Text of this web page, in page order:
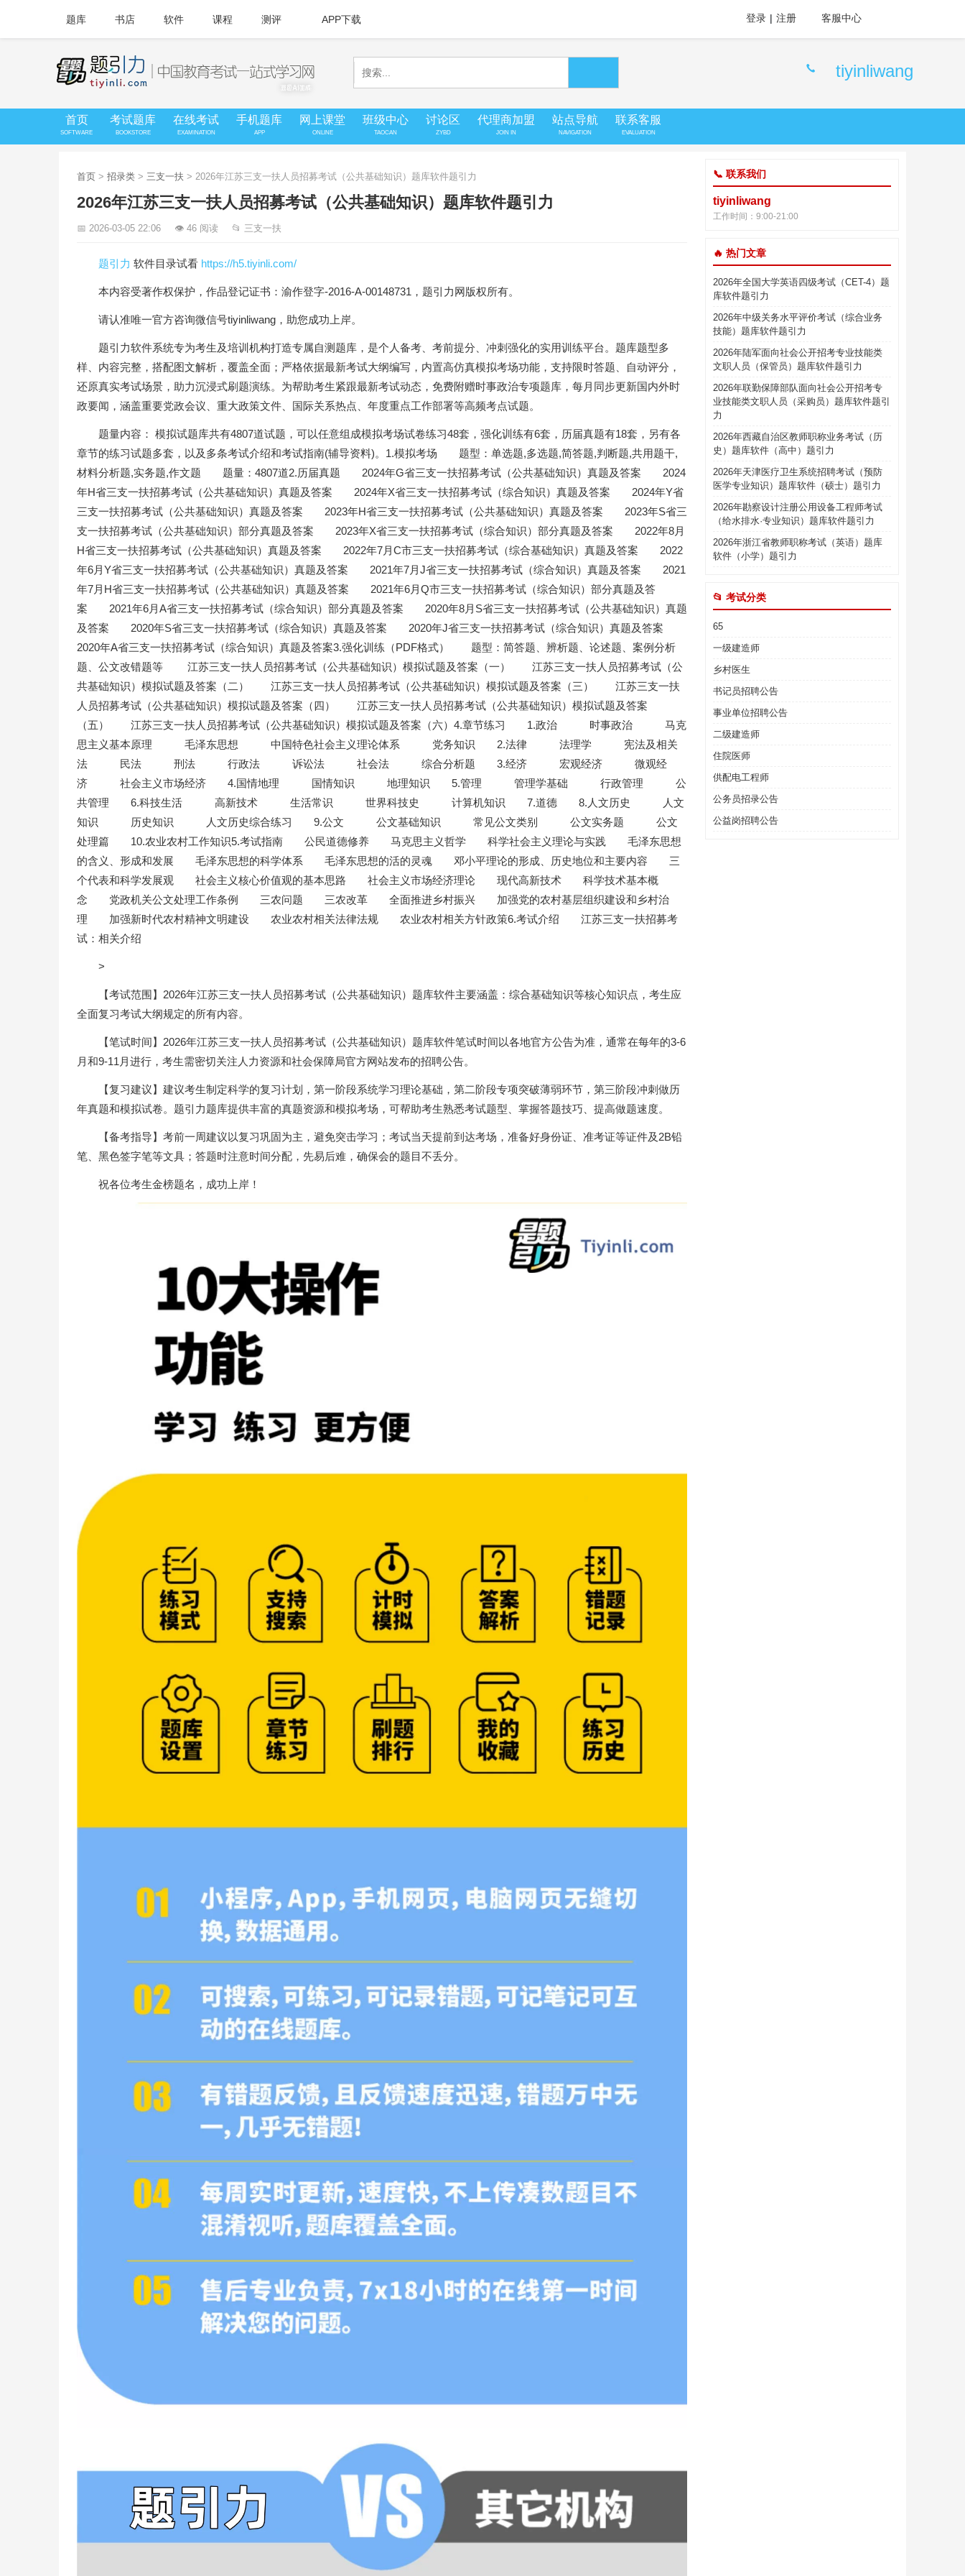
题库 书店 软件 课程 测评 APP下载 登录 | 注册 客服中心
tiyinliwang
首页
SOFTWARE
考试题库
BOOKSTORE
在线考试
EXAMINATION
手机题库
APP
网上课堂
ONLINE
班级中心
TAOCAN
讨论区
ZYBD
代理商加盟
JOIN IN
站点导航
NAVIGATION
联系客服
EVALUATION
首页 > 招录类 > 三支一扶 > 2026年江苏三支一扶人员招募考试（公共基础知识）题库软件题引力
2026年江苏三支一扶人员招募考试（公共基础知识）题库软件题引力
📅 2026-03-05 22:06 👁 46 阅读 📂 三支一扶
题引力 软件目录试看 https://h5.tiyinli.com/
本内容受著作权保护，作品登记证书：渝作登字-2016-A-00148731，题引力网版权所有。
请认准唯一官方咨询微信号tiyinliwang，助您成功上岸。
题引力软件系统专为考生及培训机构打造专属自测题库，是个人备考、考前提分、冲刺强化的实用训练平台。题库题型多
样、内容完整，搭配图文解析，覆盖全面；严格依据最新考试大纲编写，内置高仿真模拟考场功能，支持限时答题、自动评分，
还原真实考试场景，助力沉浸式刷题演练。为帮助考生紧跟最新考试动态，免费附赠时事政治专项题库，每月同步更新国内外时
政要闻，涵盖重要党政会议、重大政策文件、国际关系热点、年度重点工作部署等高频考点试题。
题量内容： 模拟试题库共有4807道试题，可以任意组成模拟考场试卷练习48套，强化训练有6套，历届真题有18套，另有各
章节的练习试题多套，以及多条考试介绍和考试指南(辅导资料)。1.模拟考场 题型：单选题,多选题,简答题,判断题,共用题干,
材料分析题,实务题,作文题 题量：4807道2.历届真题 2024年G省三支一扶招募考试（公共基础知识）真题及答案 2024
年H省三支一扶招募考试（公共基础知识）真题及答案 2024年X省三支一扶招募考试（综合知识）真题及答案 2024年Y省
三支一扶招募考试（公共基础知识）真题及答案 2023年H省三支一扶招募考试（公共基础知识）真题及答案 2023年S省三
支一扶招募考试（公共基础知识）部分真题及答案 2023年X省三支一扶招募考试（综合知识）部分真题及答案 2022年8月
H省三支一扶招募考试（公共基础知识）真题及答案 2022年7月C市三支一扶招募考试（综合基础知识）真题及答案 2022
年6月Y省三支一扶招募考试（公共基础知识）真题及答案 2021年7月J省三支一扶招募考试（综合知识）真题及答案 2021
年7月H省三支一扶招募考试（公共基础知识）真题及答案 2021年6月Q市三支一扶招募考试（综合知识）部分真题及答
案 2021年6月A省三支一扶招募考试（综合知识）部分真题及答案 2020年8月S省三支一扶招募考试（公共基础知识）真题
及答案 2020年S省三支一扶招募考试（综合知识）真题及答案 2020年J省三支一扶招募考试（综合知识）真题及答案
2020年A省三支一扶招募考试（综合知识）真题及答案3.强化训练（PDF格式） 题型：简答题、辨析题、论述题、案例分析
题、公文改错题等 江苏三支一扶人员招募考试（公共基础知识）模拟试题及答案（一） 江苏三支一扶人员招募考试（公
共基础知识）模拟试题及答案（二） 江苏三支一扶人员招募考试（公共基础知识）模拟试题及答案（三） 江苏三支一扶
人员招募考试（公共基础知识）模拟试题及答案（四） 江苏三支一扶人员招募考试（公共基础知识）模拟试题及答案
（五） 江苏三支一扶人员招募考试（公共基础知识）模拟试题及答案（六）4.章节练习 1.政治 时事政治 马克
思主义基本原理 毛泽东思想 中国特色社会主义理论体系 党务知识 2.法律 法理学 宪法及相关
法 民法 刑法 行政法 诉讼法 社会法 综合分析题 3.经济 宏观经济 微观经
济 社会主义市场经济 4.国情地理 国情知识 地理知识 5.管理 管理学基础 行政管理 公
共管理 6.科技生活 高新技术 生活常识 世界科技史 计算机知识 7.道德 8.人文历史 人文
知识 历史知识 人文历史综合练习 9.公文 公文基础知识 常见公文类别 公文实务题 公文
处理篇 10.农业农村工作知识5.考试指南 公民道德修养 马克思主义哲学 科学社会主义理论与实践 毛泽东思想
的含义、形成和发展 毛泽东思想的科学体系 毛泽东思想的活的灵魂 邓小平理论的形成、历史地位和主要内容 三
个代表和科学发展观 社会主义核心价值观的基本思路 社会主义市场经济理论 现代高新技术 科学技术基本概
念 党政机关公文处理工作条例 三农问题 三农改革 全面推进乡村振兴 加强党的农村基层组织建设和乡村治
理 加强新时代农村精神文明建设 农业农村相关法律法规 农业农村相关方针政策6.考试介绍 江苏三支一扶招募考
试：相关介绍
>
【考试范围】2026年江苏三支一扶人员招募考试（公共基础知识）题库软件主要涵盖：综合基础知识等核心知识点，考生应
全面复习考试大纲规定的所有内容。
【笔试时间】2026年江苏三支一扶人员招募考试（公共基础知识）题库软件笔试时间以各地官方公告为准，通常在每年的3-6
月和9-11月进行，考生需密切关注人力资源和社会保障局官方网站发布的招聘公告。
【复习建议】建议考生制定科学的复习计划，第一阶段系统学习理论基础，第二阶段专项突破薄弱环节，第三阶段冲刺做历
年真题和模拟试卷。题引力题库提供丰富的真题资源和模拟考场，可帮助考生熟悉考试题型、掌握答题技巧、提高做题速度。
【备考指导】考前一周建议以复习巩固为主，避免突击学习；考试当天提前到达考场，准备好身份证、准考证等证件及2B铅
笔、黑色签字笔等文具；答题时注意时间分配，先易后难，确保会的题目不丢分。
祝各位考生金榜题名，成功上岸！
📞 联系我们
tiyinliwang
工作时间：9:00-21:00
🔥 热门文章
2026年全国大学英语四级考试（CET-4）题
库软件题引力
2026年中级关务水平评价考试（综合业务
技能）题库软件题引力
2026年陆军面向社会公开招考专业技能类
文职人员（保管员）题库软件题引力
2026年联勤保障部队面向社会公开招考专
业技能类文职人员（采购员）题库软件题引
力
2026年西藏自治区教师职称业务考试（历
史）题库软件（高中）题引力
2026年天津医疗卫生系统招聘考试（预防
医学专业知识）题库软件（硕士）题引力
2026年勘察设计注册公用设备工程师考试
（给水排水·专业知识）题库软件题引力
2026年浙江省教师职称考试（英语）题库
软件（小学）题引力
📂 考试分类
65
一级建造师
乡村医生
书记员招聘公告
事业单位招聘公告
二级建造师
住院医师
供配电工程师
公务员招录公告
公益岗招聘公告